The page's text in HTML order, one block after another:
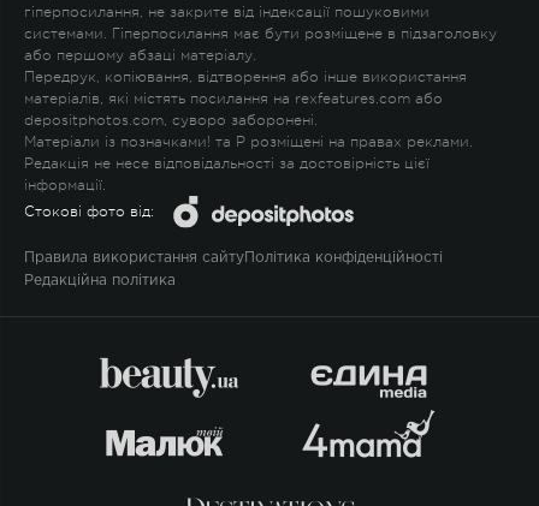
гіперпосилання, не закрите від індексації пошуковими
системами. Гіперпосилання має бути розміщене в підзаголовку
або першому абзаці матеріалу.
Передрук, копіювання, відтворення або інше використання
матеріалів, які містять посилання на rexfeatures.com або
depositphotos.com, суворо заборонені.
Матеріали із позначками! та P розміщені на правах реклами.
Редакція не несе відповідальності за достовірність цієї
інформації.
Стокові фото від:
Правила використання сайту Політика конфіденційності
Редакційна політика